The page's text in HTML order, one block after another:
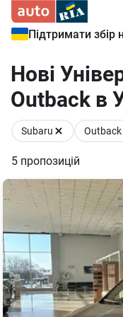
Підтримати збір
Нові
Outback в
Subaru Outback
5 пропозицій